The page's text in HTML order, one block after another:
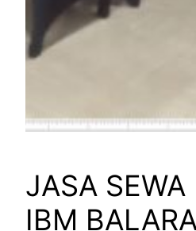
JASA
IBM